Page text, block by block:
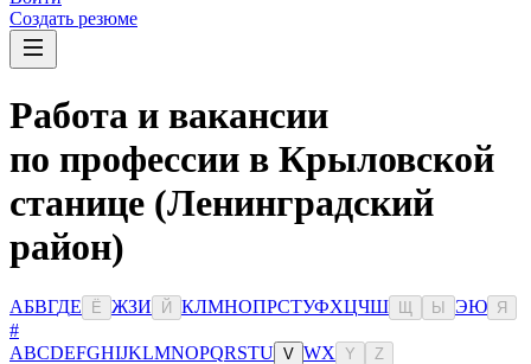
Создать резюме
Работа и вакансии
по профессии в Крыловской
станице (Ленинградский
район)
АБВГДЕ Ё ЖЗИ Й КЛМНОПРСТУФХЦЧШ Ы ЭЮ Я
#
ABCDEFGHIJKLMNOPQRSTU V WX Y Z